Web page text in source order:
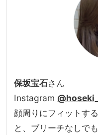
保坂宝石さん
Instagram
顔周りにフィットす
と、ブリーチなしで